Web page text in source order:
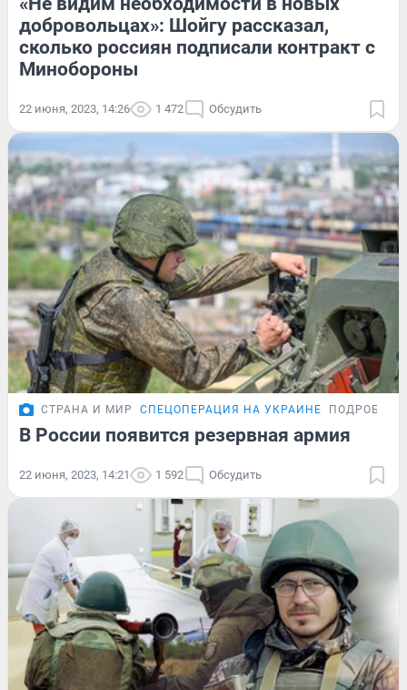
добровольцах»: Шойгу рассказал,
сколько россиян подписали контракт с
Минобороны
22 июня, 2023, 14:26 1 472 Обсудить
СТРАНА И МИР СПЕЦОПЕРАЦИЯ НА УКРАИНЕ
В России появится резервная армия
22 июня, 2023, 14:21 1 592 Обсудить